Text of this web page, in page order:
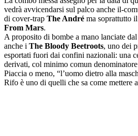
vedrà avvicendarsi sul palco anche il-
di cover-trap The André ma soprattutto
From Mars.
A proposito di bombe a mano lanciate
anche i The Bloody Beetroots, uno dei
esportati fuori dai confini nazionali: una
derivati, col minimo comun
Piaccia o meno, “l’uomo dietro alla
Rifo è uno di quelli che sa come mettere